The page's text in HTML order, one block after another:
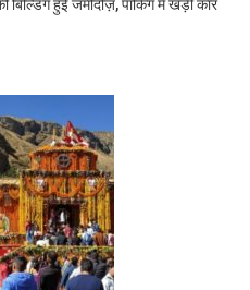
हुई जमीदोज़, पार्किंग में खड़ी कार